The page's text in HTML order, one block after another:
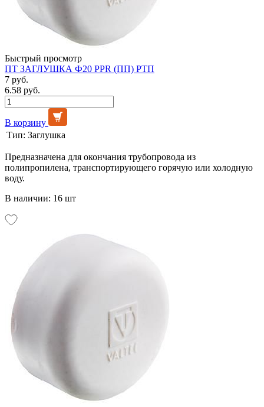
Быстрый просмотр
ПТ ЗАГЛУШКА Ф20 PPR (ПП) РТП
7 руб.
6.58 руб.
В корзину
Тип: Заглушка
Предназначена для окончания трубопровода из
полипропилена, транспортирующего горячую или холодную
воду.
В наличии: 16 шт